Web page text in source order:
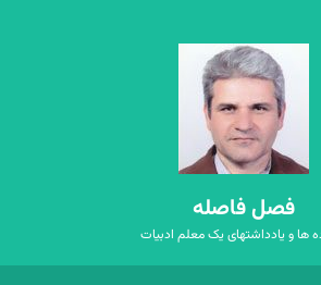
فصل فاصله
ها و یادداشتهای یک معلم ادبیات